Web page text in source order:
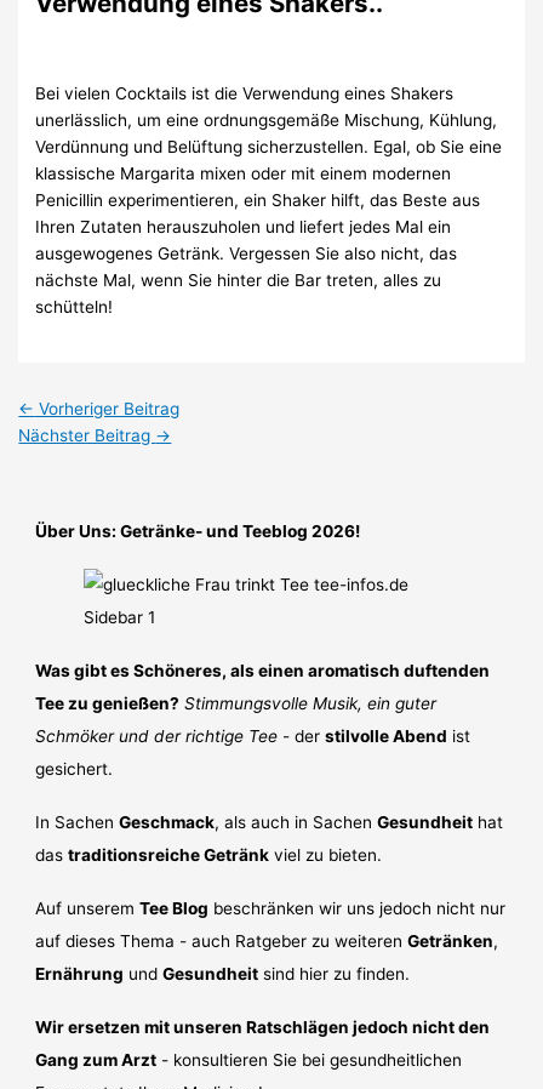
Bei vielen Cocktails ist die Verwendung eines Shakers
unerlässlich, um eine ordnungsgemäße Mischung, Kühlung,
Verdünnung und Belüftung sicherzustellen. Egal, ob Sie eine
klassische Margarita mixen oder mit einem modernen
Penicillin experimentieren, ein Shaker hilft, das Beste aus
Ihren Zutaten herauszuholen und liefert jedes Mal ein
ausgewogenes Getränk. Vergessen Sie also nicht, das
nächste Mal, wenn Sie hinter die Bar treten, alles zu
schütteln!
← Vorheriger Beitrag
Nächster Beitrag →
Über Uns: Getränke- und Teeblog 2026!
Was gibt es Schöneres, als einen aromatisch duftenden
Tee zu genießen? Stimmungsvolle Musik, ein guter
Schmöker und der richtige Tee - derstilvolle Abend ist
gesichert.
In SachenGeschmack, als auch in SachenGesundheit hat
dastraditionsreiche Getränk viel zu bieten.
Auf unseremTee Blog beschränken wir uns jedoch nicht nur
auf dieses Thema - auch Ratgeber zu weiterenGetränken,
Ernährung undGesundheit sind hier zu finden.
Wir ersetzen mit unseren Ratschlägen jedoch nicht den
Gang zum Arzt - konsultieren Sie bei gesundheitlichen